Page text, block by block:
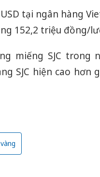
tại ngân hàng
152,2 triệu đồng/
miếng SJC trong
SJC hiện cao hơn